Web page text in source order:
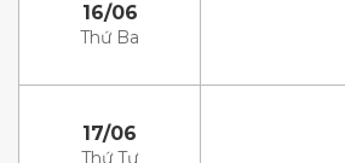
16/06
Thứ Ba
17/06
Thứ Tư